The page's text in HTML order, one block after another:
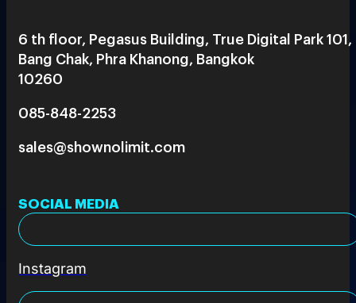
6 th floor, Pegasus Building, True Digital Park 101,
Bang Chak, Phra Khanong, Bangkok
10260
085-848-2253
sales@shownolimit.com
SOCIAL MEDIA
Instagram